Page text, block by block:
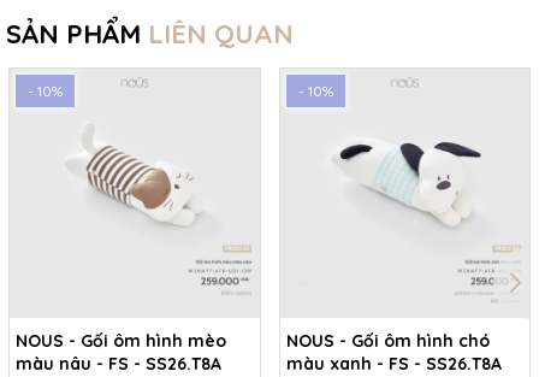
SẢN PHẨM LIÊN QUAN
- 10%
NOUS - Gối ôm hình mèo
màu nâu - FS - SS26.T8A
- 10%
NOUS - Gối ôm hình chó
màu xanh - FS - SS26.T8A